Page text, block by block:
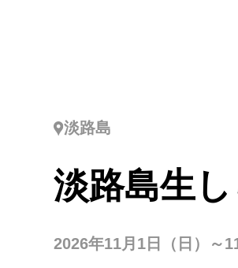
淡路島
淡路島生し
2026年11月1日（日）～